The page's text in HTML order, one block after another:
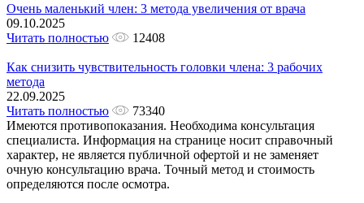
Очень маленький член: 3 метода увеличения от врача
09.10.2025
Читать полностью
12408
Как снизить чувствительность головки члена: 3 рабочих
метода
22.09.2025
Читать полностью
73340
Имеются противопоказания. Необходима консультация
специалиста. Информация на странице носит справочный
характер, не является публичной офертой и не заменяет
очную консультацию врача. Точный метод и стоимость
определяются после осмотра.